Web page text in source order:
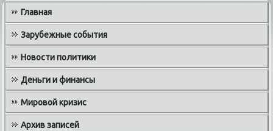
Главная
Зарубежные события
Новости политики
Деньги и финансы
Мировой кризис
Архив записей